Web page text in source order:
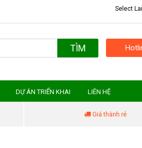
Select
TÌM
DỰ ÁN TRIỂN KHAI LIÊN HỆ
Giá thành rẻ